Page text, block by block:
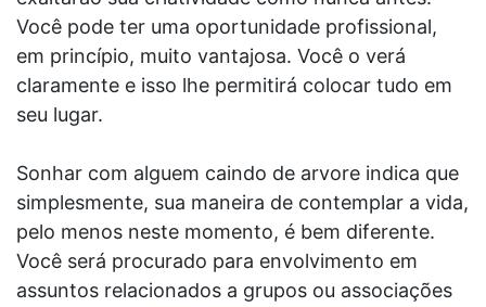
Você pode ter uma oportunidade profissional,
em princípio, muito vantajosa. Você o verá
claramente e isso lhe permitirá colocar tudo em
seu lugar.
Sonhar com alguem caindo de arvore indica que
simplesmente, sua maneira de contemplar a vida,
pelo menos neste momento, é bem diferente.
Você será procurado para envolvimento em
assuntos relacionados a grupos ou associações